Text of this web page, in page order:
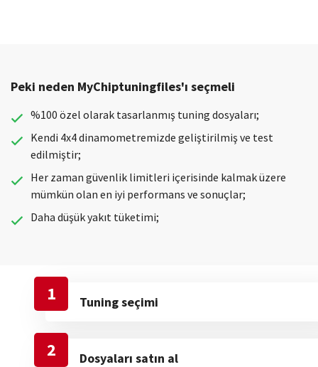
Peki neden MyChiptuningfiles'ı seçmeli
%100 özel olarak tasarlanmış tuning dosyaları;
Kendi 4x4 dinamometremizde geliştirilmiş ve test
edilmiştir;
Her zaman güvenlik limitleri içerisinde kalmak üzere
mümkün olan en iyi performans ve sonuçlar;
Daha düşük yakıt tüketimi;
1 Tuning seçimi
2 Dosyaları satın al